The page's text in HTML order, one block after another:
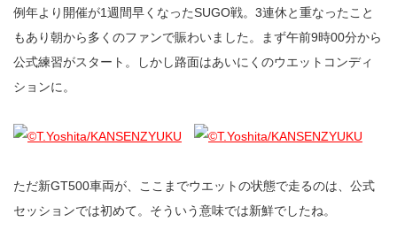
例年より開催が1週間早くなったSUGO戦。3連休と重なったこと
もあり朝から多くのファンで賑わいました。まず午前9時00分から
公式練習がスタート。しかし路面はあいにくのウエットコンディ
ションに。
ただ新GT500車両が、ここまでウエットの状態で走るのは、公式
セッションでは初めて。そういう意味では新鮮でしたね。